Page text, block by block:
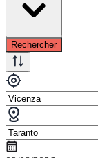
Rechercher